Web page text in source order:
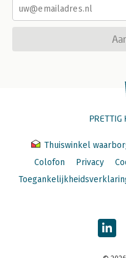
PRETTIG
Thuiswinkel
Colofon
Privacy